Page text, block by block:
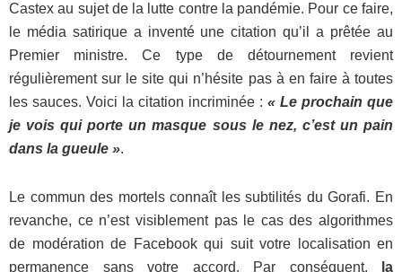
Castex au sujet de la lutte contre la pandémie. Pour ce faire,
le média satirique a inventé une citation qu’il a prêtée au
Premier ministre. Ce type de détournement revient
régulièrement sur le site qui n’hésite pas à en faire à toutes
les sauces. Voici la citation incriminée : « Le prochain que
je vois qui porte un masque sous le nez, c’est un pain
dans la gueule ».
Le commun des mortels connaît les subtilités du Gorafi. En
revanche, ce n’est visiblement pas le cas des algorithmes
de modération de Facebook qui suit votre localisation en
permanence sans votre accord. Par conséquent,
la